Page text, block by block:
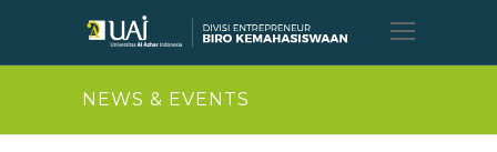
Open
Mobile
NEWS & EVENTS